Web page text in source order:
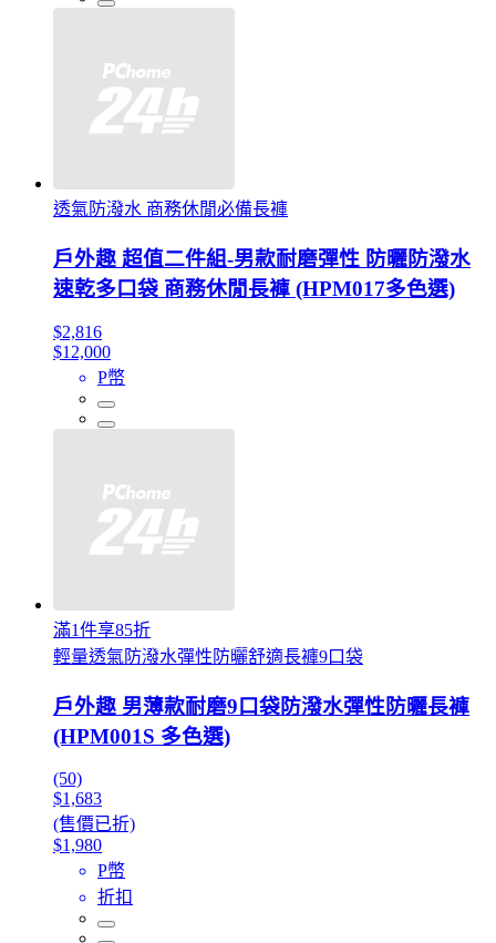
透氣防潑水 商務休閒必備長褲
戶外趣 超值二件組-男款耐磨彈性 防曬防潑水
速乾多口袋 商務休閒長褲 (HPM017多色選)
$2,816
$12,000
P幣
滿1件享85折
輕量透氣防潑水彈性防曬舒適長褲9口袋
戶外趣 男薄款耐磨9口袋防潑水彈性防曬長褲
(HPM001S 多色選)
(50)
$1,683
(售價已折)
$1,980
P幣
折扣